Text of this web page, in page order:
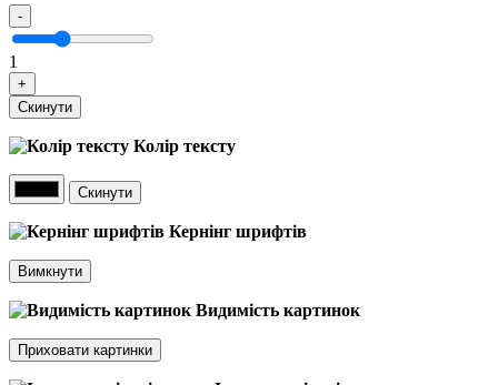
-
1
+
Скинути
Колір тексту
Скинути
Кернінг шрифтів
Вимкнути
Видимість картинок
Приховати картинки